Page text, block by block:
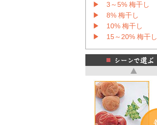
▶ 3～5% 梅干し
▶ 8% 梅干し
▶ 10% 梅干し
▶ 15～20% 梅干し